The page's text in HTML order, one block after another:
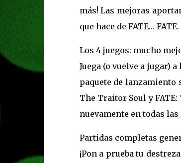
más! Las mejoras
que hace de FATE… FATE.
Los 4 juegos: mucho
Juega (o vuelve a jugar)
paquete de lanzamiento
The Traitor Soul y
nuevamente en todas
Partidas completas
¡Pon a prueba tu